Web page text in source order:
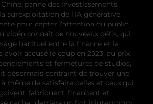
panne des investissements,
surexploitation de l’IA générative,
pour capter l’attention du public :
vidéo connaît de nouveaux défis, qui
habituel entre la finance et la
avoir accusé le coup en 2023, au prix
et fermetures de studios,
désormais contraint de trouver une
même de satisfaire celles et ceux qui
fabriquent, financent et